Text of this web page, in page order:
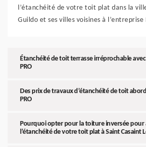
l’étanchéité de votre toit plat dans la
Guildo et ses villes voisines à l’entreprise
Étanchéité de toit terrasse irréprochable avec
PRO
Des prix de travaux d’étanchéité de toit
PRO
Pourquoi opter pour la toiture inversée pour
l’étanchéité de votre toit plat à Saint Casaint